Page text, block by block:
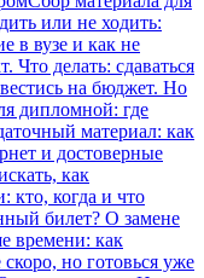
или не ходить:
в вузе и как не
делать: сдаваться
на бюджет. Но
дипломной: где
материал: как
и достоверные
как
кто, когда и что
билет? О замене
времени: как
но готовься уже